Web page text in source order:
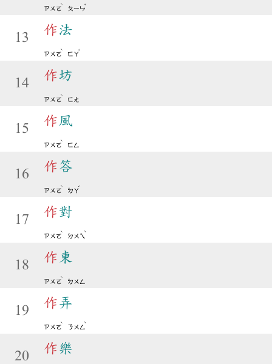
ㄗㄨㄛ
ˋ
ㄆㄧㄣ
ˇ
13
作法
ㄗㄨㄛ
ˋ
ㄈㄚ
ˇ
14
作坊
ㄗㄨㄛ
ˋ
ㄈㄤ
15
作風
ㄗㄨㄛ
ˋ
ㄈㄥ
16
作答
ㄗㄨㄛ
ˋ
ㄉㄚ
ˊ
17
作對
ㄗㄨㄛ
ˋ
ㄉㄨㄟ
ˋ
18
作 東
ㄗㄨㄛ
ˋ
ㄉㄨㄥ
19
作弄
ㄗㄨㄛ
ˋ
ㄋㄨㄥ
ˋ
20
作樂